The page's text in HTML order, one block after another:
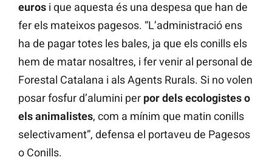
euros i que aquesta és una despesa que han de
fer els mateixos pagesos. “L’administració ens
ha de pagar totes les bales, ja que els conills els
hem de matar nosaltres, i fer venir al personal de
Forestal Catalana i als Agents Rurals. Si no volen
posar fosfur d’alumini per por dels ecologistes o
els animalistes, com a mínim que matin conills
selectivament”, defensa el portaveu de Pagesos
o Conills.